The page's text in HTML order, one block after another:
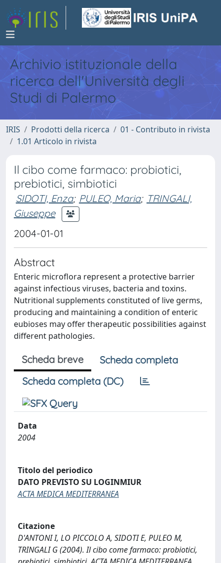
Archivio istituzionale della
ricerca dell'Università degli
Studi di Palermo
IRIS Prodotti della ricerca
01 - Contributo in rivista
1.01 Articolo in rivista
Il cibo come farmaco: probiotici,
prebiotici, simbiotici
SIDOTI, Enza; PULEO, Maria; TRINGALI,
Giuseppe
2004-01-01
Abstract
Enteric microflora represent a protective barrier
against infectious viruses, bacteria and toxins.
Nutritional supplements constituted of live germs,
producing and maintaining a condition of enteric
eubioses may offer therapeutic possibilities against
different pathologies.
Scheda breve
Scheda completa
Scheda completa (DC)
Data
2004
Titolo del periodico
DATO PREVISTO SU LOGINMIUR
ACTA MEDICA MEDITERRANEA
Citazione
D'ANTONI I, LO PICCOLO A, SIDOTI E, PULEO M,
TRINGALI G (2004). Il cibo come farmaco: probiotici,